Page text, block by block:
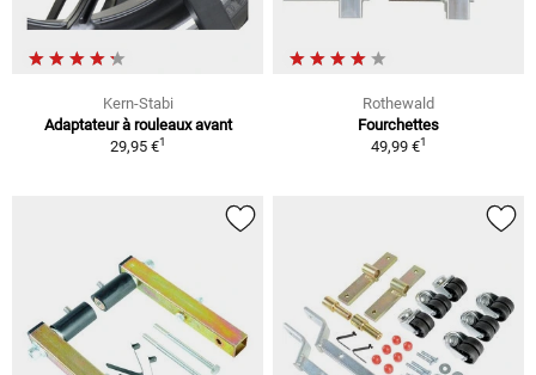
Kern-Stabi
Adaptateur à rouleaux avant
29,95 €1
Rothewald
Fourchettes
49,99 €1